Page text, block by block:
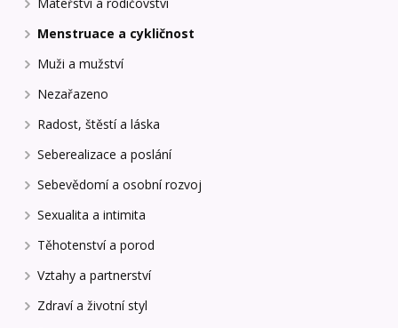
Menstruace a cykličnost
Muži a mužství
Nezařazeno
Radost, štěstí a láska
Seberealizace a poslání
Sebevědomí a osobní rozvoj
Sexualita a intimita
Těhotenství a porod
Vztahy a partnerství
Zdraví a životní styl